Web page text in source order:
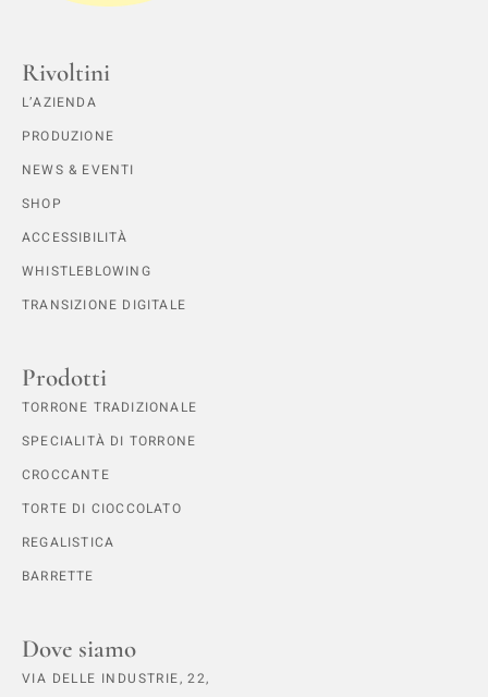
Rivoltini
L’AZIENDA
PRODUZIONE
NEWS & EVENTI
SHOP
ACCESSIBILITÀ
WHISTLEBLOWING
TRANSIZIONE DIGITALE
Prodotti
TORRONE TRADIZIONALE
SPECIALITÀ DI TORRONE
CROCCANTE
TORTE DI CIOCCOLATO
REGALISTICA
BARRETTE
Dove siamo
VIA DELLE INDUSTRIE, 22,